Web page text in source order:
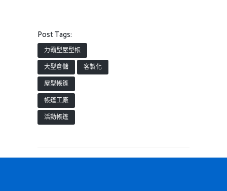
Post Tags:
力霸型屋型帳
大型倉儲
客製化
屋型帳篷
帳篷工廠
活動帳篷